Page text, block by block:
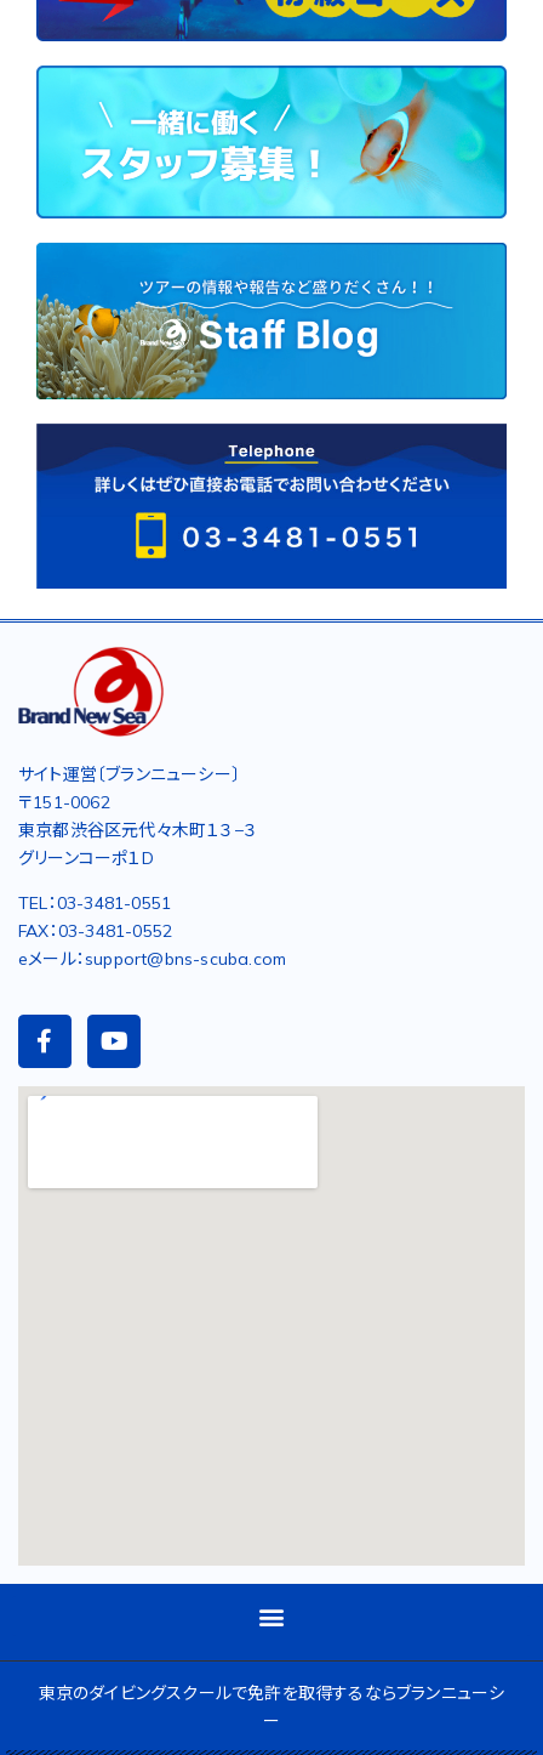
サイト運営〔ブランニューシー〕
〒151-0062
東京都渋谷区元代々木町１３−３
グリーンコーポ１D
TEL：03-3481-0551
FAX：03-3481-0552
eメール：support@bns-scuba.com
東京のダイビングスクールで免許を取得するならブランニューシ
ー